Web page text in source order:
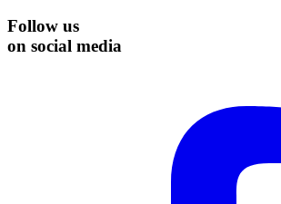
Follow us
on social media